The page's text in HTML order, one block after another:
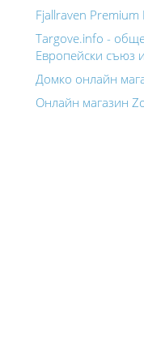
Fjallraven Premium
Targove.info -
Европейски съюз
Домко онлайн
Онлайн магазин